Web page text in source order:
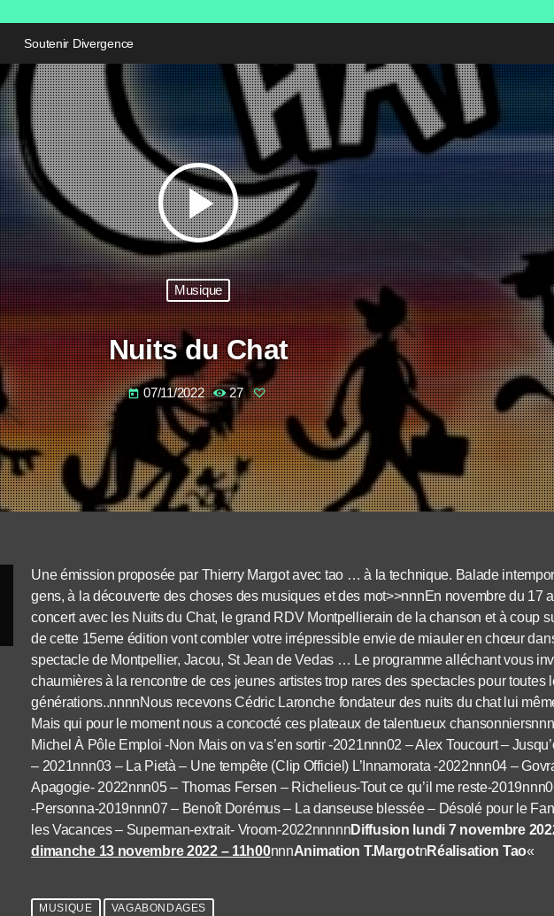
Soutenir Divergence
play_arrow
Musique
Nuits du Chat
today 07/11/2022 27
Une émission proposée par Thierry Margot avec tao … à la technique. Balade
gens, à la découverte des choses des musiques et des mot>>nnnEn novembre du 17
concert avec les Nuits du Chat, le grand RDV Montpellierain de la chanson et à coup
de cette 15eme édition vont combler votre irrépressible envie de miauler en chœur
spectacle de Montpellier, Jacou, St Jean de Vedas … Le programme alléchant vous
chaumières à la rencontre de ces jeunes artistes trop rares des spectacles pour toutes
générations..nnnnNous recevons Cédric Laronche fondateur des nuits du chat lui
Mais qui pour le moment nous a concocté ces plateaux de talentueux
Michel À Pôle Emploi -Non Mais on va s’en sortir -2021nnn02 – Alex Toucourt –
– 2021nnn03 – La Pietà – Une tempête (Clip Officiel) L’Innamorata -2022nnn04 –
Apagogie- 2022nnn05 – Thomas Fersen – Richelieus-Tout ce qu’il me reste-
-Personna-2019nnn07 – Benoît Dorémus – La danseuse blessée – Désolé pour le
les Vacances – Superman-extrait- Vroom-2022nnnnnDiffusion lundi 7 novembre
dimanche 13 novembre 2022 – 11h00nnnAnimation T.MargotnRéalisation Tao«
MUSIQUE VAGABONDAGES